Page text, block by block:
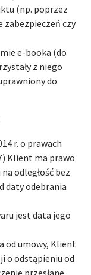
(np. poprzez
czy
e-booka (do
z niego
do
r. o prawach
Klient ma prawo
odległość bez
daty odebrania
jest data jego
od umowy, Klient
o odstąpieniu od
przesłane